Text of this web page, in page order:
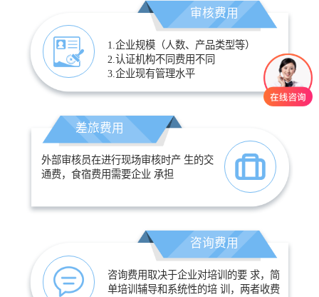
审核费用
1.企业规模（人数、产品类型等）
2.认证机构不同费用不同
3.企业现有管理水平
差旅费用
外部审核员在进行现场审核时产 生的交
通费，食宿费用需要企业 承担
咨询费用
咨询费用取决于企业对培训的要 求，简
单培训辅导和系统性的培 训，两者收费